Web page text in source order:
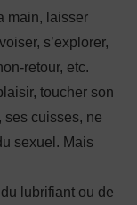
main, laisser
s’explorer,
retour, etc.
toucher son
ses cuisses, ne
sexuel. Mais
lubrifiant ou de